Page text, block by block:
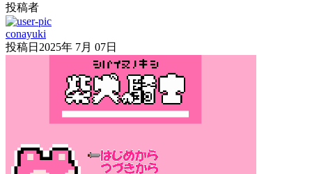
投稿者
conayuki
投稿日 2025年 7月 07日